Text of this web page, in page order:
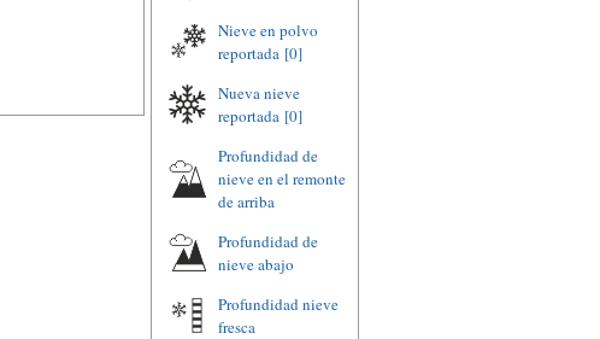
Nieve en polvo
reportada [0]
Nueva nieve
reportada [0]
Profundidad de
nieve en el remonte
de arriba
Profundidad de
nieve abajo
Profundidad nieve
fresca